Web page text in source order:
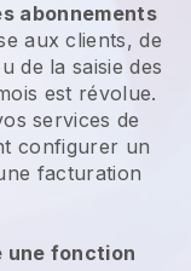
abonnements
aux clients, de
de la saisie des
est révolue.
services de
configurer un
facturation
une fonction